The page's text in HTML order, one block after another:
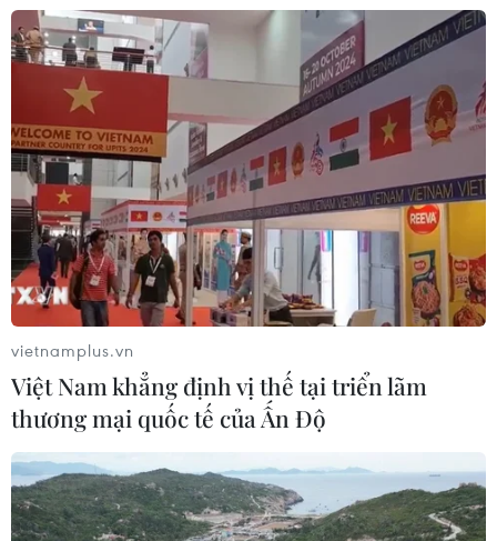
vietnamplus.vn
Việt Nam khẳng định vị thế tại triển lãm
thương mại quốc tế của Ấn Độ